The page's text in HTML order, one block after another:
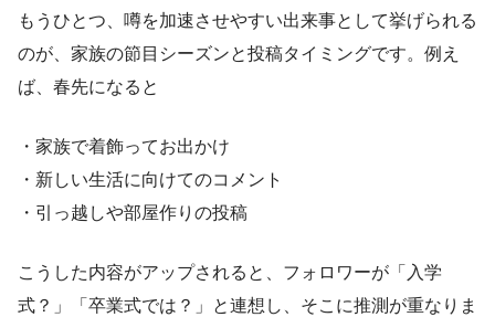
もうひとつ、噂を加速させやすい出来事として挙げられる
のが、家族の節目シーズンと投稿タイミングです。例え
ば、春先になると
・家族で着飾ってお出かけ
・新しい生活に向けてのコメント
・引っ越しや部屋作りの投稿
こうした内容がアップされると、フォロワーが「入学
式？」「卒業式では？」と連想し、そこに推測が重なりま